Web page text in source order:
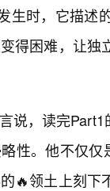
生时，它描
困难，让独
说，读完
性。他不仅
🔥领土上刻